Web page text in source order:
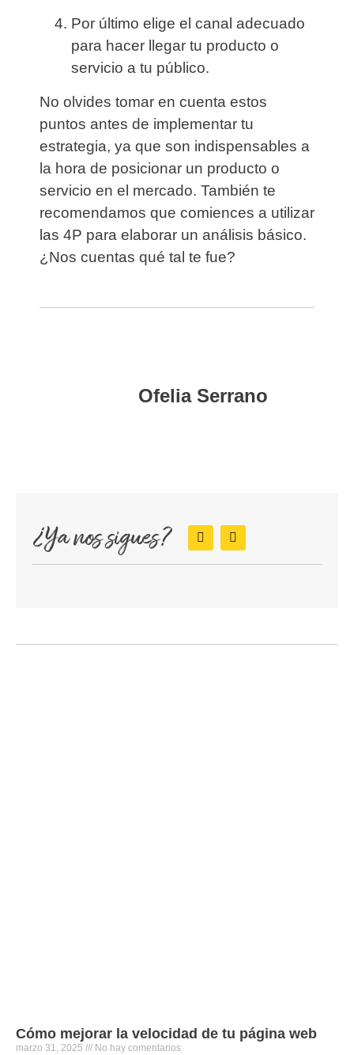
Por último elige el canal adecuado
para hacer llegar tu producto o
servicio a tu público.
No olvides tomar en cuenta estos
puntos antes de implementar tu
estrategia, ya que son indispensables a
la hora de posicionar un producto o
servicio en el mercado. También te
recomendamos que comiences a utilizar
las 4P para elaborar un análisis básico.
¿Nos cuentas qué tal te fue?
Ofelia Serrano
¿Ya nos sigues?
Cómo mejorar la velocidad de tu página web
marzo 31, 2025 No hay comentarios